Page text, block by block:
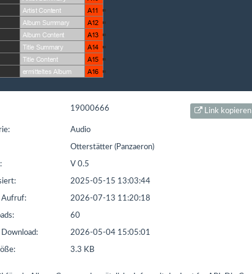
16.02.2016 | Letzter Download: 08.08.2026 17:27:54
Liste Sonstiges Liste ETS
19000666 Link kopieren
Audio
Otterstätter (Panzaeron)
V 0.5
2025-05-15 13:03:44
Aufruf: 2026-07-13 11:20:18
60
2026-05-04 15:05:01
3.3 KB